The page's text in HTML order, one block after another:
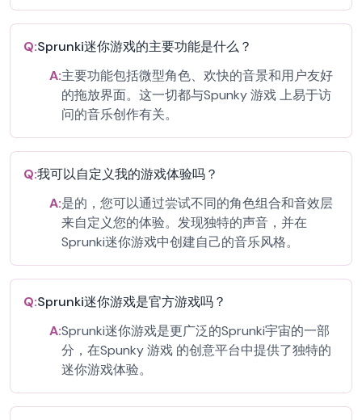
Q:Sprunki迷你游戏的主要功能是什么？
A:主要功能包括微型角色、欢快的音景和用户友好
的拖放界面。这一切都与Spunky 游戏 上易于访
问的音乐创作有关。
Q:我可以自定义我的游戏体验吗？
A:是的，您可以通过尝试不同的角色组合和音效层
来自定义您的体验。发现独特的声音，并在
Sprunki迷你游戏中创建自己的音乐风格。
Q:Sprunki迷你游戏是官方游戏吗？
A:Sprunki迷你游戏是更广泛的Sprunki宇宙的一部
分，在Spunky 游戏 的创意平台中提供了独特的
迷你游戏体验。